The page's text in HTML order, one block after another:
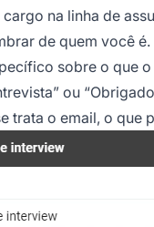
na linha de
de quem você é.
sobre o que
ou
trata o email, o